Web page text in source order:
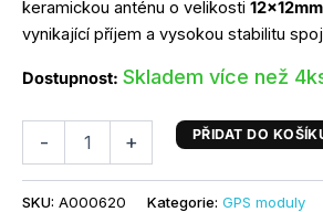
keramickou anténu o velikosti 12x12mm
vynikající příjem a vysokou stabilitu
Dostupnost: Skladem více než
- + PŘIDAT DO
SKU: A000620 Kategorie: GPS moduly